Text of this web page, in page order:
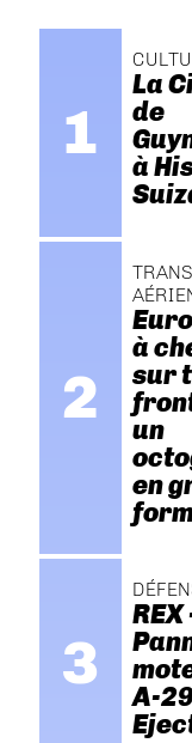
La
de
à
à
sur
un
en
REX
A-